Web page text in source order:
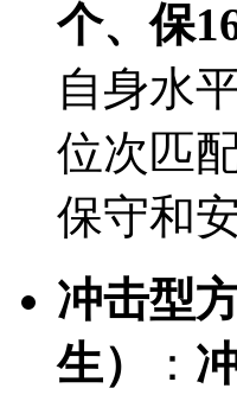
个、保
自身水
位次匹
保守和
冲击型
生）
：